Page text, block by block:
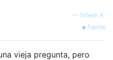
— Nilesh K.
fuente
vieja pregunta, pero